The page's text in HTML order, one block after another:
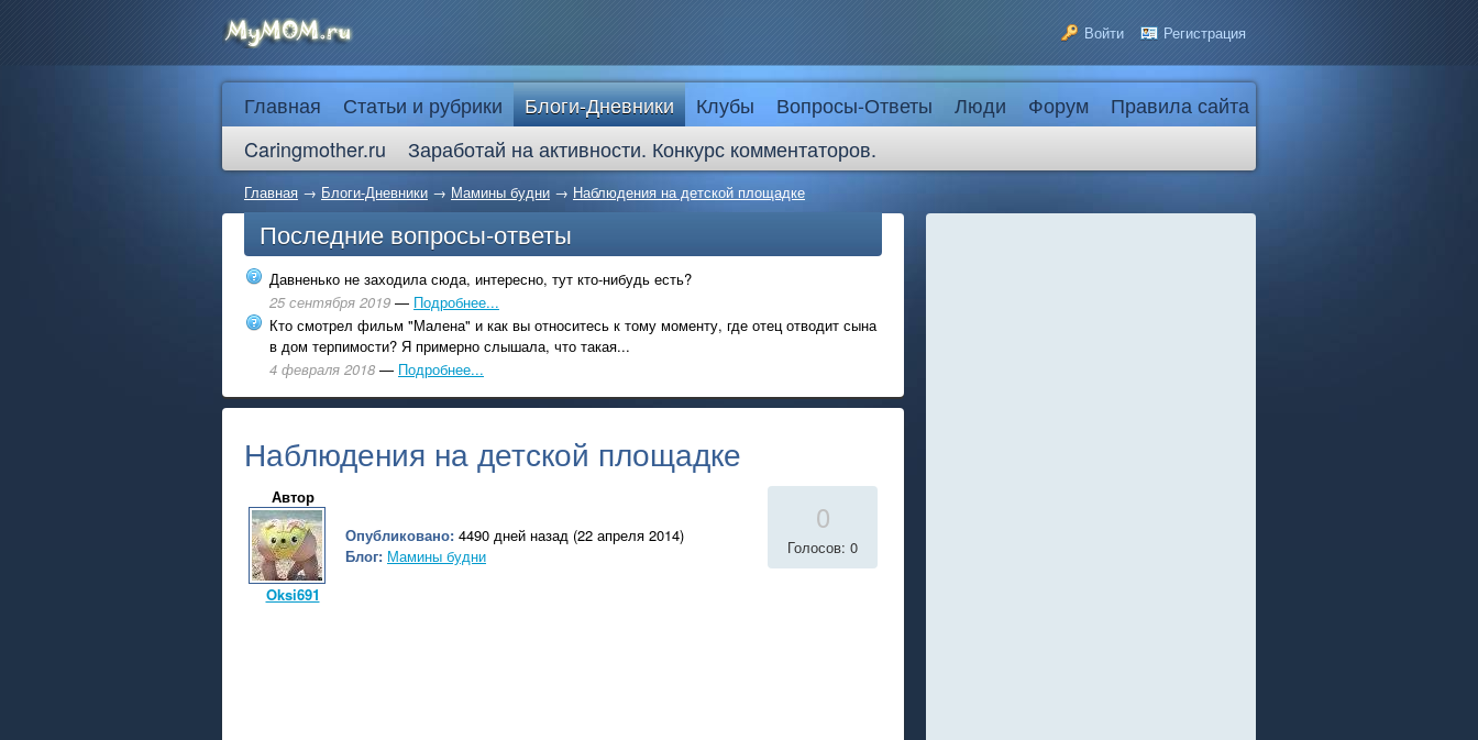
Войти Регистрация
Главная Статьи и рубрики Блоги-Дневники Клубы Вопросы-Ответы Люди Форум
Правила сайта
Caringmother.ru
Заработай на активности. Конкурс комментаторов.
Главная → Блоги-Дневники → Мамины будни → Наблюдения на детской площадке
Последние вопросы-ответы
Давненько не заходила сюда, интересно, тут кто-нибудь есть?
25 сентября 2019 — Подробнее...
Кто смотрел фильм "Малена" и как вы относитесь к тому моменту, где отец отводит сына
в дом терпимости? Я примерно слышала, что такая...
4 февраля 2018 — Подробнее...
Наблюдения на детской площадке
Автор
Oksi691
Опубликовано: 4490 дней назад (22 апреля 2014)
Блог: Мамины будни
0
Голосов: 0